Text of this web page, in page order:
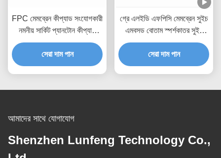
FPC মেমব্রেন কীপ্যাড সংযোগকারী
নমনীয় সার্কিট প্যানটোন কীপ্যাড
গম্বুজ সুইচ
সেরা দাম পান
গ্রে এলইডি এফপিসি মেমব্রেন সুইচ
এমবসড বোতাম স্পর্শকাতর সুইচ
কীপ্যাড
সেরা দাম পান
আমাদের সাথে যোগাযোগ
Shenzhen Lunfeng Technology Co.,